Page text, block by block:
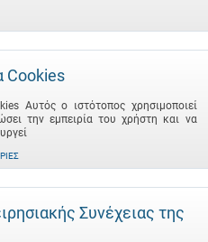
Cookies
Αυτός ο ιστότοπος χρησιμοποιεί
την εμπειρία του χρήστη και να
Συνέχειας της